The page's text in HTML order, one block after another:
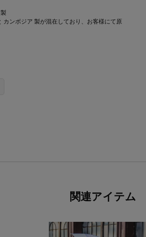
ンボジア 製が混在しており、お客様にて原
関連アイテム